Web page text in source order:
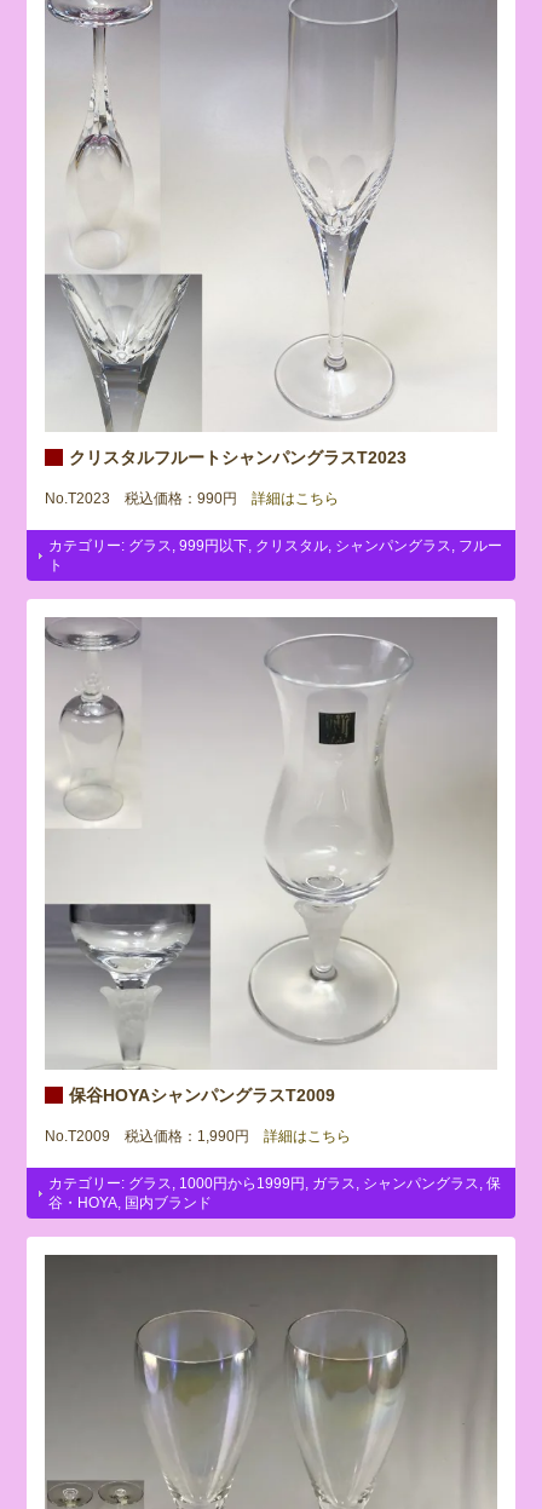
クリスタルフルートシャンパングラスT2023
No.T2023 税込価格：990円 詳細はこちら
カテゴリー: グラス,999円以下 , クリスタル, シャンパングラス, フルー
ト
保谷HOYAシャンパングラスT2009
No.T2009 税込価格：1,990円 詳細はこちら
カテゴリー: グラス 1000円から1999円 ガラス シャンパングラス ,保
谷・HOYA
国内ブランド